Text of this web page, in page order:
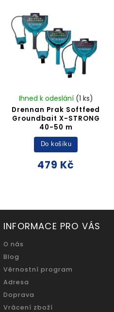
Drennan Prak Softfeed
Groundbait X-STRONG
40-50 m
Ihned k odeslání (1 ks)
479 Kč
Do košíku
INFORMACE PRO VÁS
O nás
Blog
Věrnostní program
Adresa
Doprava
Vrácení zboží